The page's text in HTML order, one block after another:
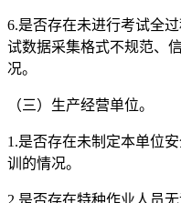
6.是否存在未进行考试全
试数据采集格式不规范、
况。
（三）生产经营单位。
1.是否存在未制定本单位
训的情况。